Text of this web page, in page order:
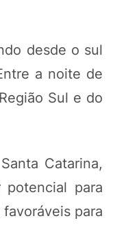
desde o sul
a noite de
Sul e do
Catarina,
para
para